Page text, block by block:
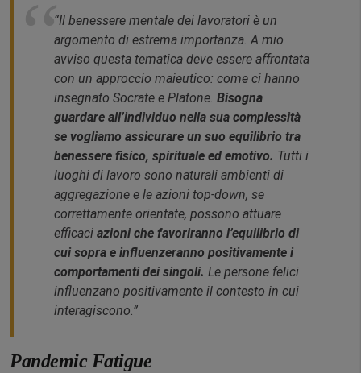
“Il benessere mentale dei lavoratori è un
argomento di estrema importanza. A mio
avviso questa tematica deve essere affrontata
con un approccio maieutico: come ci hanno
insegnato Socrate e Platone. Bisogna
guardare all’individuo nella sua complessità
se vogliamo assicurare un suo equilibrio tra
benessere fisico, spirituale ed emotivo. Tutti i
luoghi di lavoro sono naturali ambienti di
aggregazione e le azioni top-down, se
correttamente orientate, possono attuare
efficaci azioni che favoriranno l’equilibrio di
cui sopra e influenzeranno positivamente i
comportamenti dei singoli. Le persone felici
influenzano positivamente il contesto in cui
interagiscono.”
Pandemic Fatigue